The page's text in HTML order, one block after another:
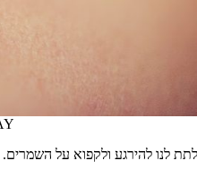
לנו להירגע ולקפוא על